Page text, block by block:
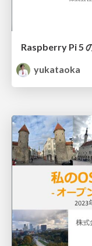
yukataoka